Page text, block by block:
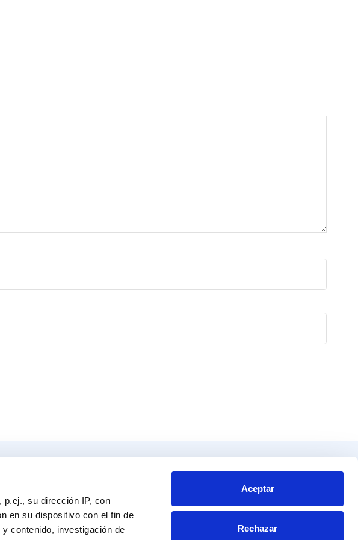
su dirección IP, con
en su dispositivo con el fin de
contenido, investigación de
Aceptar
Rechazar
Recomendador
Pregunta al experto
Contacto
Blvd. Toluca No. 49 y 51.
C.P. 53500